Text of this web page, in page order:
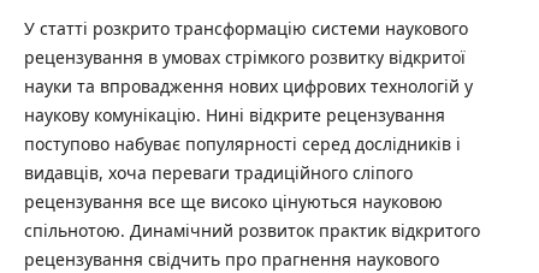
У статті розкрито трансформацію системи наукового
рецензування в умовах стрімкого розвитку відкритої
науки та впровадження нових цифрових технологій у
наукову комунікацію. Нині відкрите рецензування
поступово набуває популярності серед дослідників і
видавців, хоча переваги традиційного сліпого
рецензування все ще високо цінуються науковою
спільнотою. Динамічний розвиток практик відкритого
рецензування свідчить про прагнення наукового